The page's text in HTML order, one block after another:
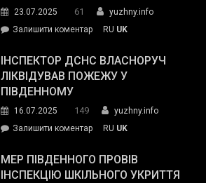
гуманітарну
допомогу
23.07.2025 61
yuzhny.info
Залишити коментарon
провів
нараду
силових
та
органів:
«Наш
RU UK
ІНСПЕКТОР ДСНС ВЛАСНОРУЧ
ЛІКВІДУВАВ ПОЖЕЖУ У
ПІВДЕННОМУ
16.07.2025 149
yuzhny.info
Залишити коментарon
ДСНС
власноруч
RU UK
МЕР ПІВДЕННОГО ПРОВІВ
ІНСПЕКЦІЮ ШКІЛЬНОГО УКРИТТЯ